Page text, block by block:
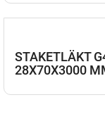
STAKETLÄKT
28X70X3000